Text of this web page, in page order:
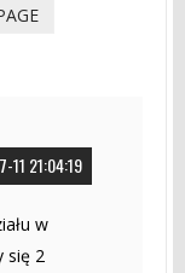
11 21:04:19
w
się 2